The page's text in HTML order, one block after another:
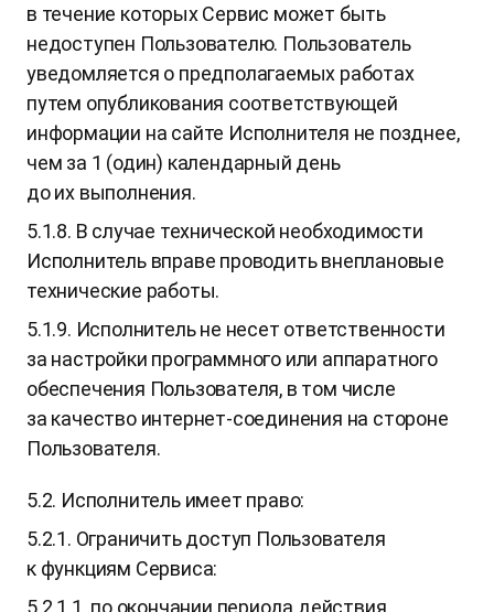
в течение которых Сервис может быть
недоступен Пользователю. Пользователь
уведомляется о предполагаемых работах
путем опубликования соответствующей
информации на сайте Исполнителя не позднее,
чем за 1 (один) календарный день
до их выполнения.
5.1.8. В случае технической необходимости
Исполнитель вправе проводить внеплановые
технические работы.
5.1.9. Исполнитель не несет ответственности
за настройки программного или аппаратного
обеспечения Пользователя, в том числе
за качество интернет-соединения на стороне
Пользователя.
5.2. Исполнитель имеет право:
5.2.1. Ограничить доступ Пользователя
к функциям Сервиса:
5.2.1.1. по окончании периода действия